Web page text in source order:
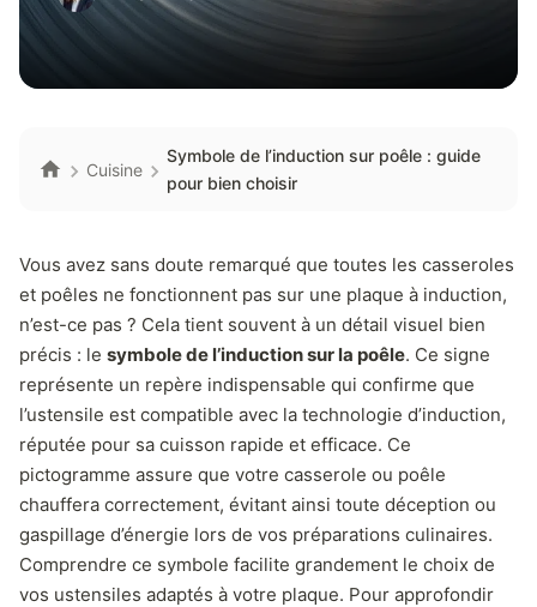
Cuisine
Symbole de l’induction sur poêle : guide
pour bien choisir
Vous avez sans doute remarqué que toutes les casseroles
et poêles ne fonctionnent pas sur une plaque à induction,
n’est-ce pas ? Cela tient souvent à un détail visuel bien
précis : le symbole de l’induction sur la poêle. Ce signe
représente un repère indispensable qui confirme que
l’ustensile est compatible avec la technologie d’induction,
réputée pour sa cuisson rapide et efficace. Ce
pictogramme assure que votre casserole ou poêle
chauffera correctement, évitant ainsi toute déception ou
gaspillage d’énergie lors de vos préparations culinaires.
Comprendre ce symbole facilite grandement le choix de
vos ustensiles adaptés à votre plaque. Pour approfondir